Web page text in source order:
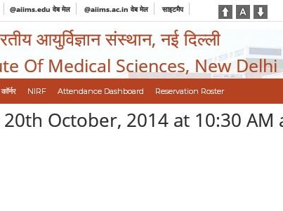
@aiims.edu वेब मेल @aiims.ac.in वेब मेल साइटमैप
आयुर्विज्ञान संस्थान, नई दिल्ली
Of Medical Sciences, New Delhi
NIRF Attendance Dashboard Reservation Roster
October, 2014 at 10:30 AM